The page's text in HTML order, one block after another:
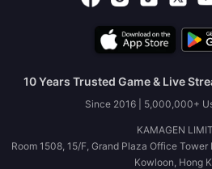
10 Years Trusted Game & Live
Since 2016 | 5,000,000+
KAMAGEN
Room 1508, 15/F, Grand Plaza Office Tower
Kowloon, Hong